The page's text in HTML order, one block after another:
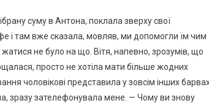
суму в Антона, поклала зверху свої
і там вже сказала, мовляв, ми допомогли їм чим
не було на що. Вітя, напевно, зрозумів, що
просто не хотіла мати більше жодних
чоловікові представила у зовсім інших
зразу зателефонувала мене. — Чому ви знову